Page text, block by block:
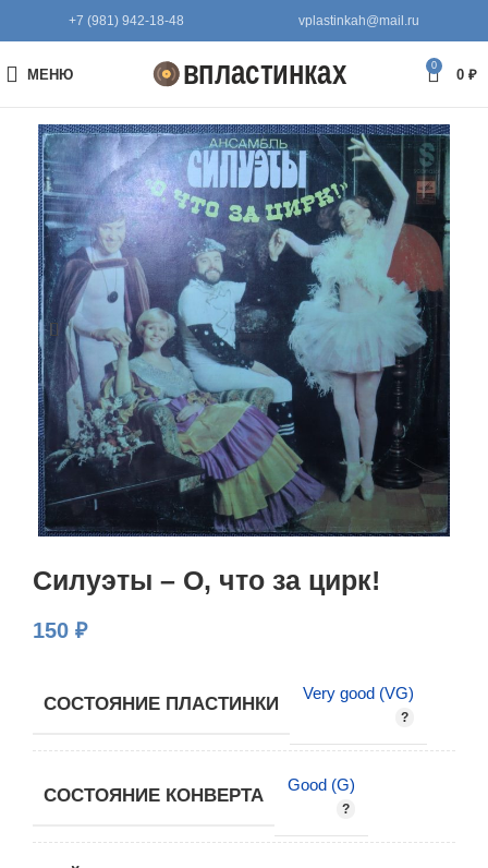
+7 (981) 942-18-48 vplastinkah@mail.ru
МЕНЮ
0
0 ₽
Силуэты – О, что за цирк!
150 ₽
СОСТОЯНИЕ ПЛАСТИНКИ
Very good (VG)
СОСТОЯНИЕ КОНВЕРТА
Good (G)